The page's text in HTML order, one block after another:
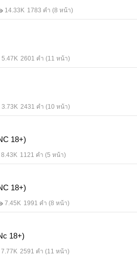
14.33K 1783 คำ (8 หน้า)
5.47K 2601 คำ (11 หน้า)
3.73K 2431 คำ (10 หน้า)
18+)
8.43K 1121 คำ (5 หน้า)
18+)
7.45K 1991 คำ (8 หน้า)
18+)
7.77K 2591 คำ (11 หน้า)